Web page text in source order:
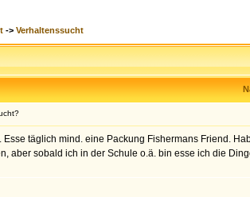
-> Verhaltenssucht
täglich mind. eine Packung Fishermans Friend.
aber sobald ich in der Schule o.ä. bin esse ich die